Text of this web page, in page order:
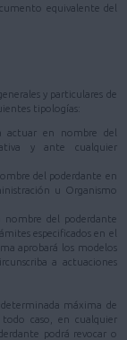
equivalente del
y particulares de
tipologías:
actuar en nombre del
y ante cualquier
del poderdante en
u Organismo
nombre del poderdante
especificados en el
aprobará los modelos
a actuaciones
máxima de
caso, en cualquier
podrá revocar o